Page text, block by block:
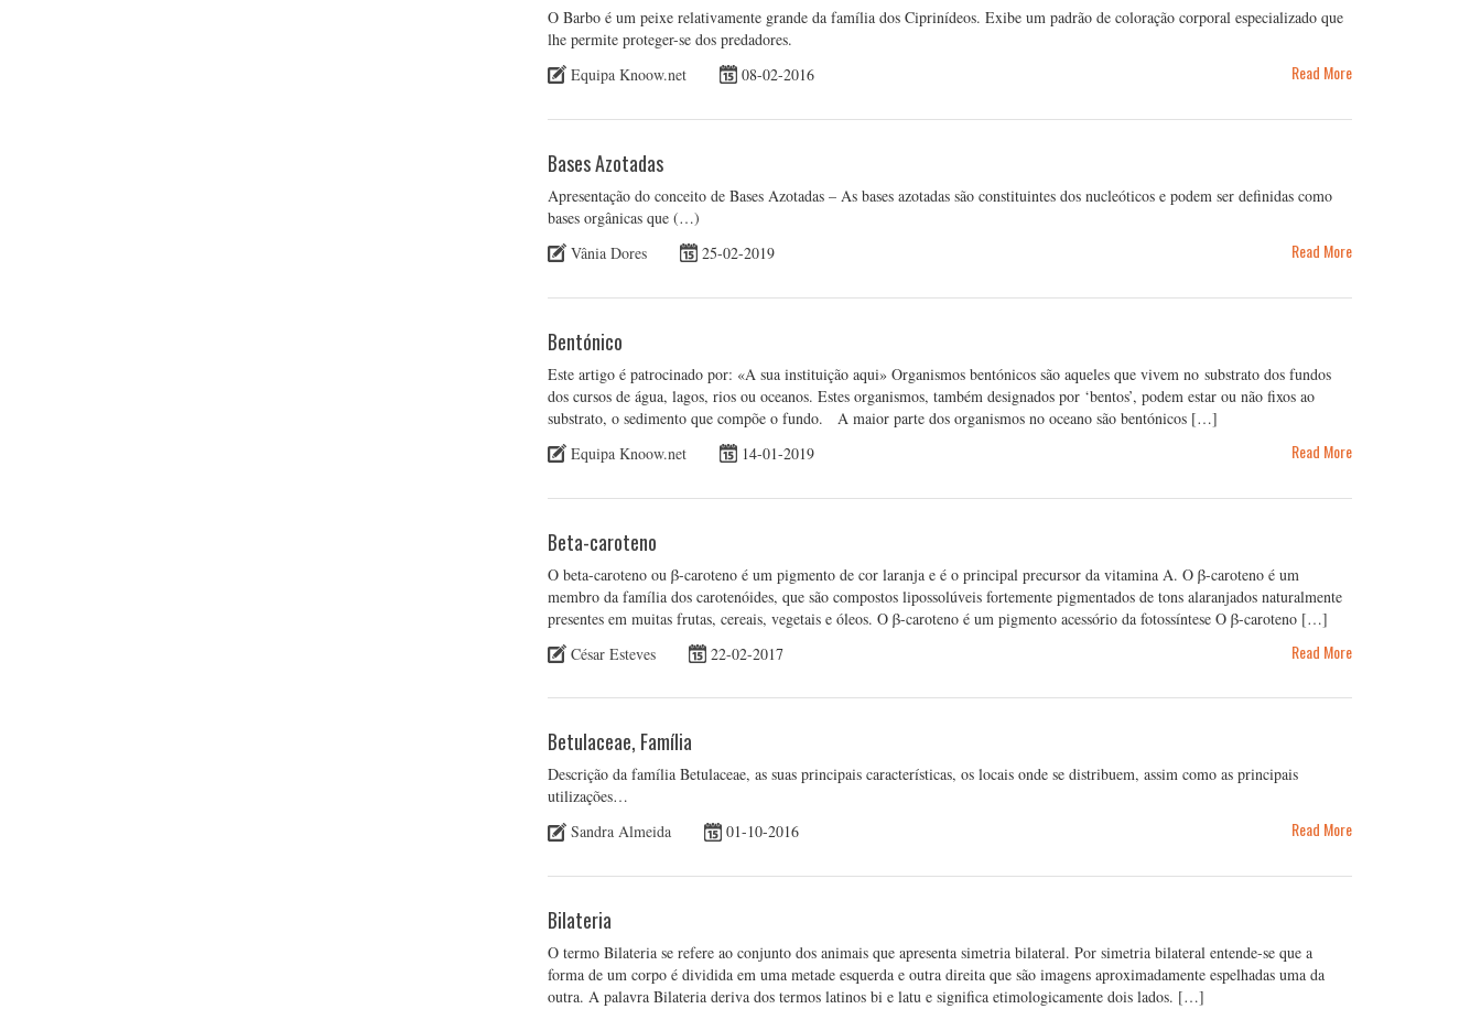
O Barbo é um peixe relativamente grande da família dos Ciprinídeos. Exibe um padrão de coloração corporal especializado que
lhe permite proteger-se dos predadores.
Equipa Knoow.net
08-02-2016 Read More
Bases Azotadas
Apresentação do conceito de Bases Azotadas – As bases azotadas são constituintes dos nucleóticos e podem ser definidas como
bases orgânicas que (…)
Vânia Dores
25-02-2019 Read More
Bentónico
Este artigo é patrocinado por: «A sua instituição aqui» Organismos bentónicos são aqueles que vivem no substrato dos fundos
dos cursos de água, lagos, rios ou oceanos. Estes organismos, também designados por ‘bentos’, podem estar ou não fixos ao
substrato, o sedimento que compõe o fundo. A maior parte dos organismos no oceano são bentónicos […]
Equipa Knoow.net
14-01-2019 Read More
Beta-caroteno
O beta-caroteno ou β-caroteno é um pigmento de cor laranja e é o principal precursor da vitamina A. O β-caroteno é um
membro da família dos carotenóides, que são compostos lipossolúveis fortemente pigmentados de tons alaranjados naturalmente
presentes em muitas frutas, cereais, vegetais e óleos. O β-caroteno é um pigmento acessório da fotossíntese O β-caroteno […]
César Esteves
22-02-2017 Read More
Betulaceae, Família
Descrição da família Betulaceae, as suas principais características, os locais onde se distribuem, assim como as principais
utilizações…
Sandra Almeida
01-10-2016 Read More
Bilateria
O termo Bilateria se refere ao conjunto dos animais que apresenta simetria bilateral. Por simetria bilateral entende-se que a
forma de um corpo é dividida em uma metade esquerda e outra direita que são imagens aproximadamente espelhadas uma da
outra. A palavra Bilateria deriva dos termos latinos bi e latu e significa etimologicamente dois lados. […]